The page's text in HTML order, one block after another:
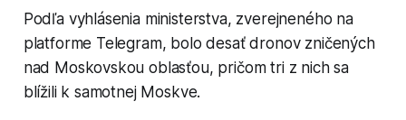
Podľa vyhlásenia ministerstva, zverejneného na
platforme Telegram, bolo desať dronov zničených
nad Moskovskou oblasťou, pričom tri z nich sa
blížili k samotnej Moskve.